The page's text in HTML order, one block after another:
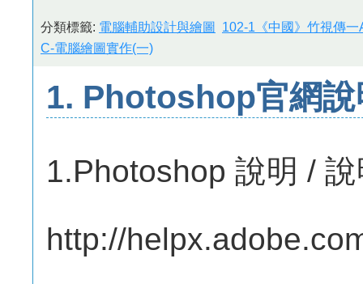
分類標籤: 電腦輔助設計與繪圖
102-1《中國》竹視傳
C-電腦繪圖實作(一)
1. Photoshop官網說
1.Photoshop 說明 /
http://